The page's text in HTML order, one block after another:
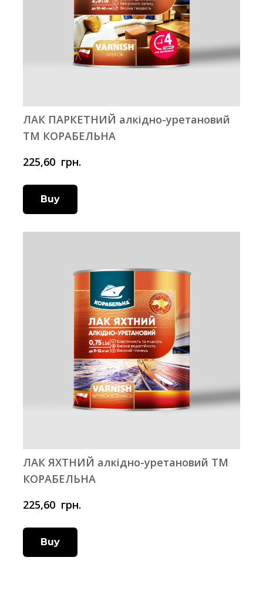
ЛАК ПАРКЕТНИЙ алкідно-уретановий
ТМ КОРАБЕЛЬНА
225,60  грн.
Buy
ЛАК ЯХТНИЙ алкідно-уретановий ТМ
КОРАБЕЛЬНА
225,60  грн.
Buy